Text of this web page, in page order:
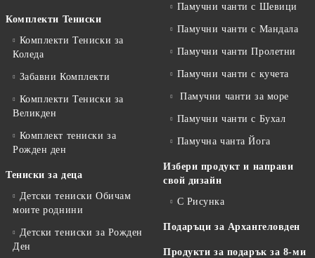
Комплекти Тениски
Комплекти Тениски за
Коледа
Забавни Комплекти
Комплекти Тениски за
Великден
Комплект тениски за
Рожден ден
Тениски за деца
Детски тениски Обичам
моите роднини
Детски тениски за Рожден
Ден
Памучни чанти с Шевици
Памучни чанти с Мандала
Памучни чанти Пролетни
Памучни чанти с кучета
Памучни чанти за море
Памучни чанти с Бухал
Памучна чанта Йога
Избери продукт и направи
свой дизайн
С Рисунка
Подаръци за Архангеловден
Продукти за подарък за 8-ми